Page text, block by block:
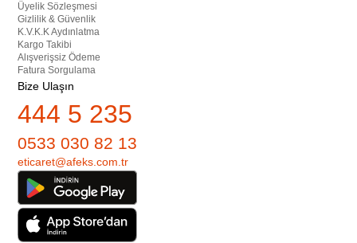
Üyelik Sözleşmesi
Gizlilik & Güvenlik
K.V.K.K Aydınlatma
Kargo Takibi
Alışverişsiz Ödeme
Fatura Sorgulama
Bize Ulaşın
444 5 235
0533 030 82 13
eticaret@afeks.com.tr